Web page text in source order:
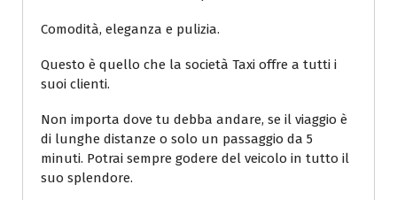
Comodità, eleganza e pulizia.
Questo è quello che la società Taxi offre a tutti i
suoi clienti.
Non importa dove tu debba andare, se il viaggio è
di lunghe distanze o solo un passaggio da 5
minuti. Potrai sempre godere del veicolo in tutto il
suo splendore.